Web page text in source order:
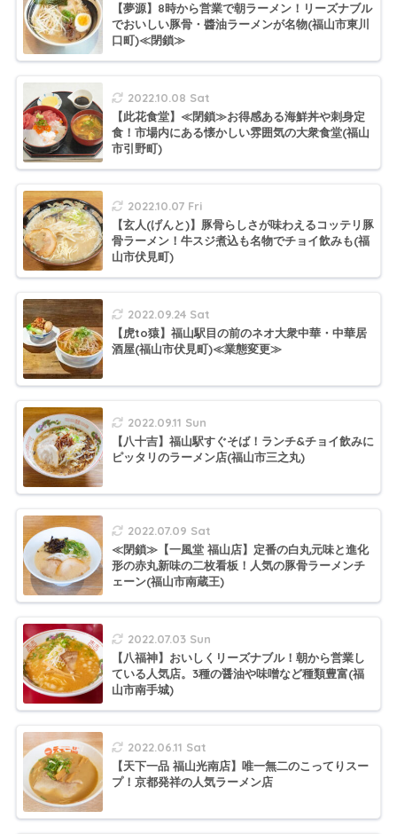
【夢源】8時から営業で朝ラーメン！リーズナブル
でおいしい豚骨・醬油ラーメンが名物(福山市東川
口町)≪閉鎖≫
2022.10.08 Sat
【此花食堂】≪閉鎖≫お得感ある海鮮丼や刺身定
食！市場内にある懐かしい雰囲気の大衆食堂(福山
市引野町)
2022.10.07 Fri
【玄人(げんと)】豚骨らしさが味わえるコッテリ豚
骨ラーメン！牛スジ煮込も名物でチョイ飲みも(福
山市伏見町)
2022.09.24 Sat
【虎to猿】福山駅目の前のネオ大衆中華・中華居
酒屋(福山市伏見町)≪業態変更≫
2022.09.11 Sun
【八十吉】福山駅すぐそば！ランチ&チョイ飲みに
ピッタリのラーメン店(福山市三之丸)
2022.07.09 Sat
≪閉鎖≫【一風堂 福山店】定番の白丸元味と進化
形の赤丸新味の二枚看板！人気の豚骨ラーメンチ
ェーン(福山市南蔵王)
2022.07.03 Sun
【八福神】おいしくリーズナブル！朝から営業し
ている人気店。3種の醤油や味噌など種類豊富(福
山市南手城)
2022.06.11 Sat
【天下一品 福山光南店】唯一無二のこってりスー
プ！京都発祥の人気ラーメン店